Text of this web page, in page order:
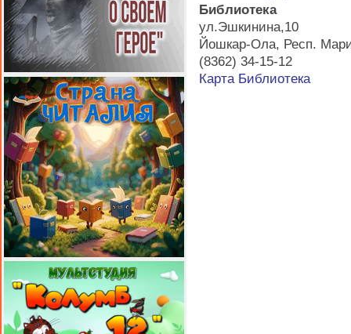
Библиотека
ул.Эшкинина,10
Йошкар-Ола, Респ.
(8362) 34-15-12
Карта Библиотека